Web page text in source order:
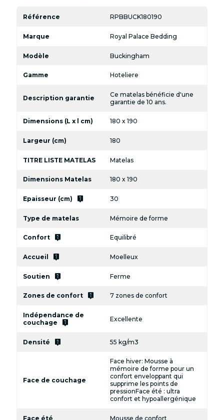
Référence RPBBUCK180190
Marque Royal Palace Bedding
Modèle Buckingham
Gamme Hoteliere
Description garantie
Ce matelas bénéficie d'une
garantie de 10 ans.
Dimensions (L x l cm) 180 x 190
Largeur (cm) 180
TITRE LISTE MATELAS Matelas
Dimensions Matelas 180 x 190
Epaisseur (cm) live_help 30
Type de matelas Mémoire de forme
Confort live_help Equilibré
Accueil live_help Moelleux
Soutien live_help Ferme
Zones de confort live_help 7 zones de confort
Indépendance de
couchage
live_help Excellente
Densité live_help 55 kg/m3
Face de couchage
Face hiver: Mousse à
mémoire de forme pour un
confort enveloppant qui
supprime les points de
pressionFace été : ultra
confort et hypoallergénique
Face été Mousse de confort